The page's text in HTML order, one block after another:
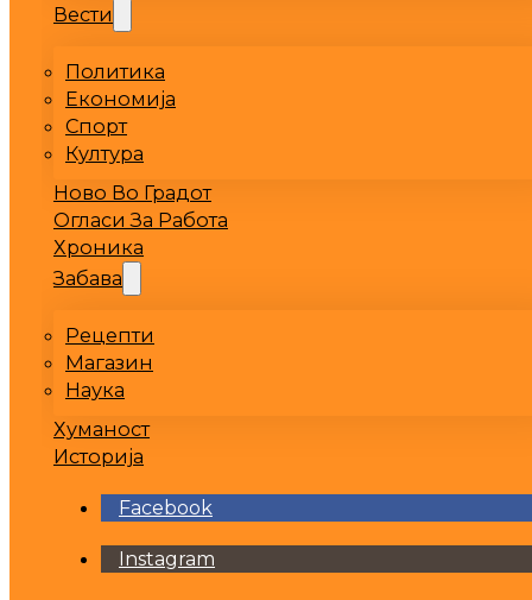
Вести
Политика
Економија
Спорт
Култура
Ново Во Градот
Огласи За Работа
Хроника
Забава
Рецепти
Магазин
Наука
Хуманост
Историја
Facebook
Instagram